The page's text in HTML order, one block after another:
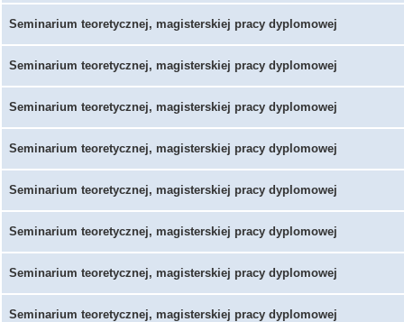
Seminarium teoretycznej, magisterskiej pracy dyplomowej
Seminarium teoretycznej, magisterskiej pracy dyplomowej
Seminarium teoretycznej, magisterskiej pracy dyplomowej
Seminarium teoretycznej, magisterskiej pracy dyplomowej
Seminarium teoretycznej, magisterskiej pracy dyplomowej
Seminarium teoretycznej, magisterskiej pracy dyplomowej
Seminarium teoretycznej, magisterskiej pracy dyplomowej
Seminarium teoretycznej, magisterskiej pracy dyplomowej